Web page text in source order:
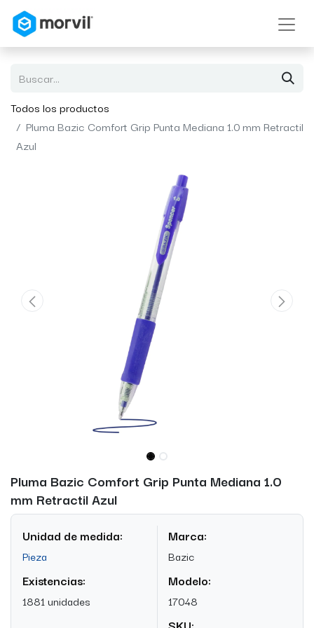
Todos los productos
Pluma Bazic Comfort Grip Punta Mediana 1.0 mm Retractil
Azul
Pluma Bazic Comfort Grip Punta Mediana 1.0
mm Retractil Azul
Unidad de medida:
Pieza
Existencias:
1881 unidades
Marca:
Bazic
Modelo:
17048